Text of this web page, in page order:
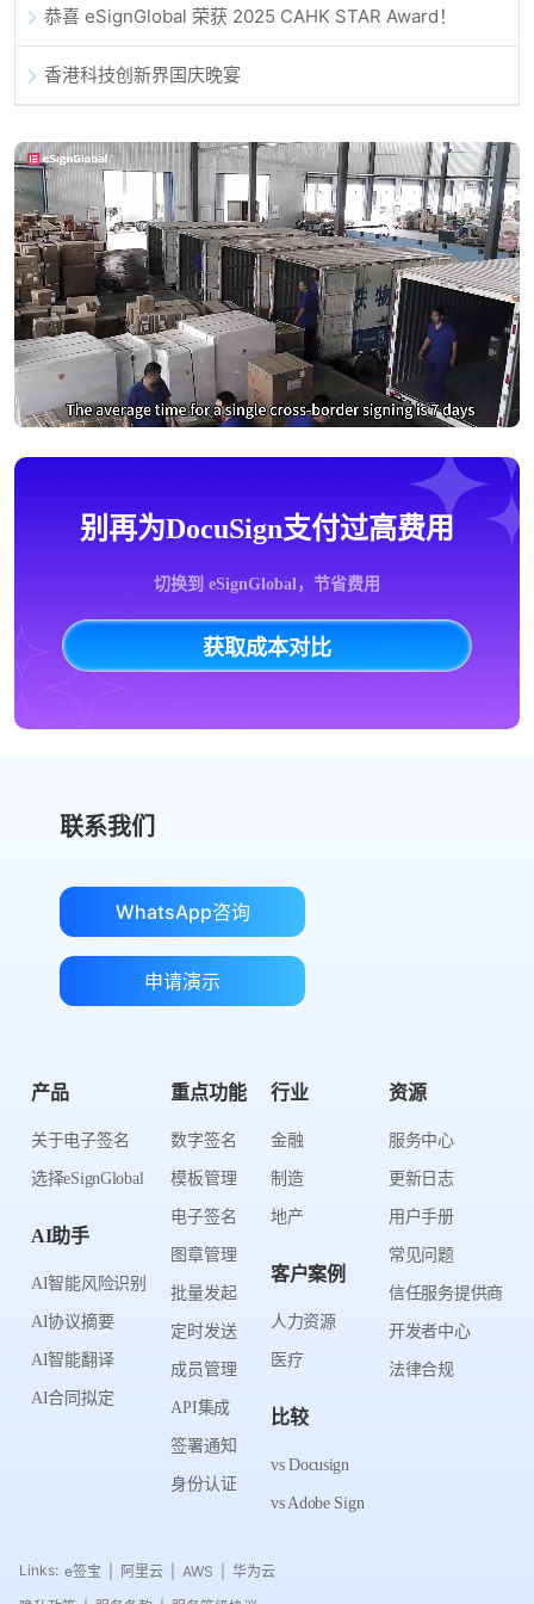
恭喜 eSignGlobal 荣获 2025 CAHK STAR Award！
香港科技创新界国庆晚宴
别再为DocuSign支付过高费用
切换到 eSignGlobal，节省费用
获取成本对比
联系我们
WhatsApp咨询
申请演示
产品
关于电子签名
选择eSignGlobal
AI助手
AI智能风险识别
AI协议摘要
AI智能翻译
AI合同拟定
重点功能
数字签名
模板管理
电子签名
图章管理
批量发起
定时发送
成员管理
API集成
签署通知
身份认证
行业
金融
制造
地产
客户案例
人力资源
医疗
比较
vs Docusign
vs Adobe Sign
资源
服务中心
更新日志
用户手册
常见问题
信任服务提供商
开发者中心
法律合规
Links: e签宝 阿里云 AWS
华为云